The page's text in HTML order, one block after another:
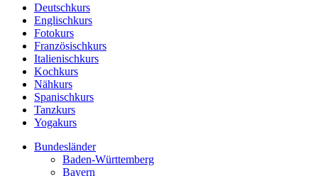
Deutschkurs
Englischkurs
Fotokurs
Französischkurs
Italienischkurs
Kochkurs
Nähkurs
Spanischkurs
Tanzkurs
Yogakurs
Bundesländer
Baden-Württemberg
Bayern